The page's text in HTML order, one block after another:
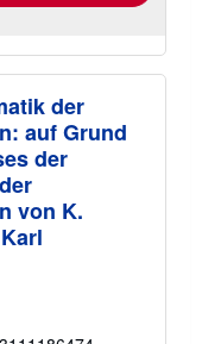
der
auf Grund
der
von K.